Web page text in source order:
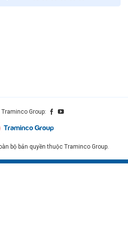
Traminco Group:
bộ bản quyền thuộc Traminco Group.